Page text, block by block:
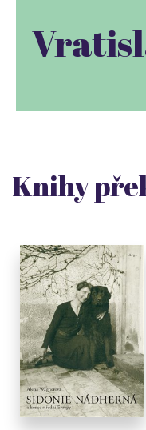
Knihy